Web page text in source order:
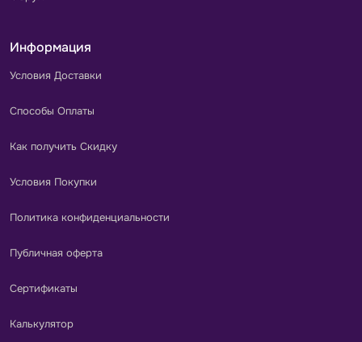
Информация
Условия Доставки
Способы Оплаты
Как получить Скидку
Условия Покупки
Политика конфиденциальности
Публичная оферта
Сертификаты
Калькулятор